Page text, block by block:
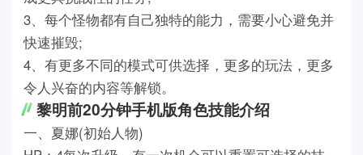
3、每个怪物都有自己独特的能力，需要小心避免并
快速摧毁;
4、有更多不同的模式可供选择，更多的玩法，更多
令人兴奋的内容等解锁。
黎明前20分钟手机版角色技能介绍
一、夏娜(初始人物)